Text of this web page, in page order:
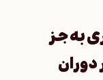
به جز